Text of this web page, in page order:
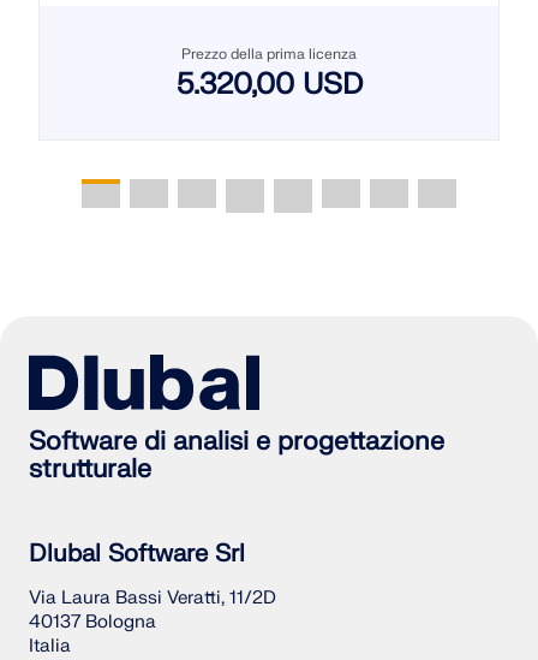
Prezzo della prima licenza
5.320,00 USD
Software di analisi e progettazione
strutturale
Dlubal Software Srl
Via Laura Bassi Veratti, 11/2D
40137 Bologna
Italia